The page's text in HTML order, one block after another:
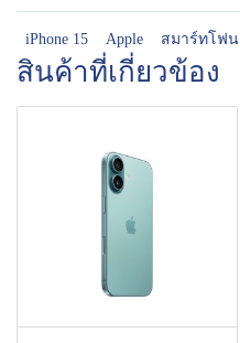
iPhone 15 Apple สมาร์ทโฟน
สินค้าที่เกี่ยวข้อง